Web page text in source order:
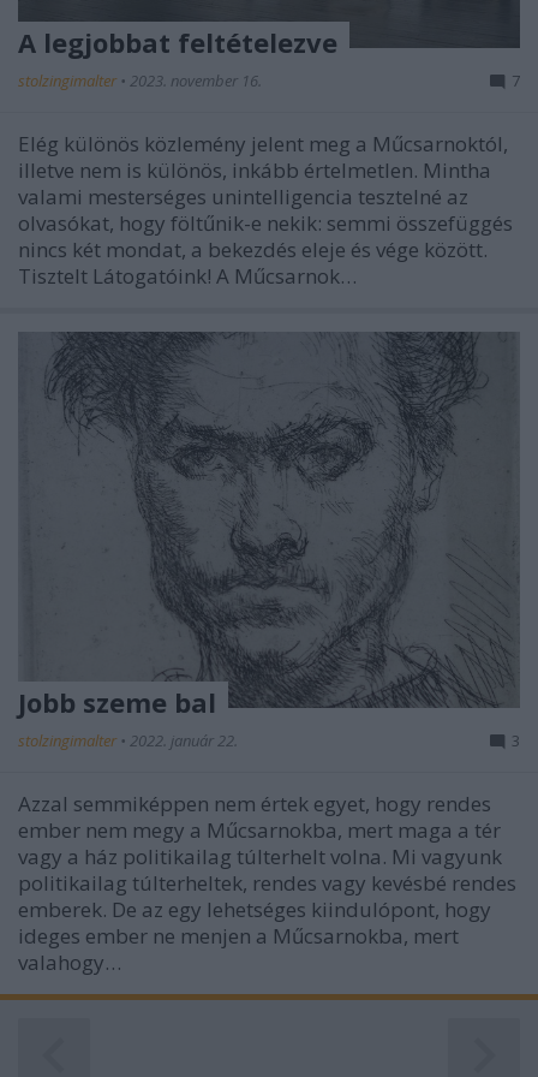
A legjobbat feltételezve
stolzingimalter • 2023. november 16. 7
Elég különös közlemény jelent meg a Műcsarnoktól,
illetve nem is különös, inkább értelmetlen. Mintha
valami mesterséges unintelligencia tesztelné az
olvasókat, hogy föltűnik-e nekik: semmi összefüggés
nincs két mondat, a bekezdés eleje és vége között.
Tisztelt Látogatóink! A Műcsarnok…
Jobb szeme bal
stolzingimalter • 2022. január 22. 3
Azzal semmiképpen nem értek egyet, hogy rendes
ember nem megy a Műcsarnokba, mert maga a tér
vagy a ház politikailag túlterhelt volna. Mi vagyunk
politikailag túlterheltek, rendes vagy kevésbé rendes
emberek. De az egy lehetséges kiindulópont, hogy
ideges ember ne menjen a Műcsarnokba, mert
valahogy…